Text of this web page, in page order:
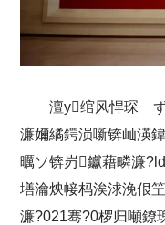
澶у绾风悍琛ㄧ
濂嬭繘鍔涢噺锛屾渶
曞ソ锛岃钀藉疄濂
墡瀹炴帹杩涘浗浼佷
濂?021骞?0椤归噸鐐